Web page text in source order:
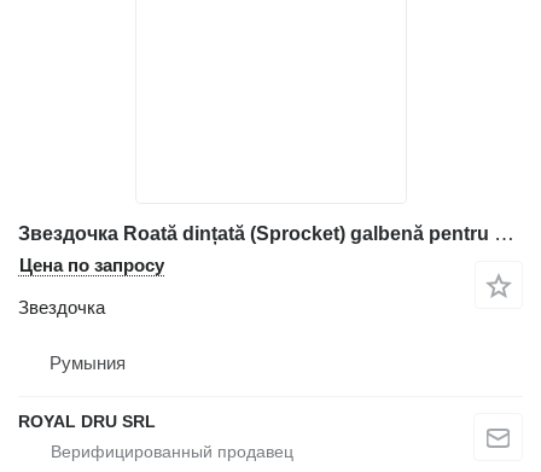
Звездочка Roată dințată (Sprocket) galbenă pentru для строительной техники Volvo
Цена по запросу
Звездочка
Румыния
ROYAL DRU SRL